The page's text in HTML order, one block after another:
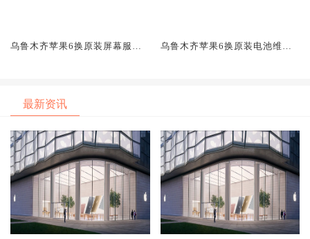
乌鲁木齐苹果6换原装屏幕服务
乌鲁木齐苹果6换原装电池维修
最新资讯